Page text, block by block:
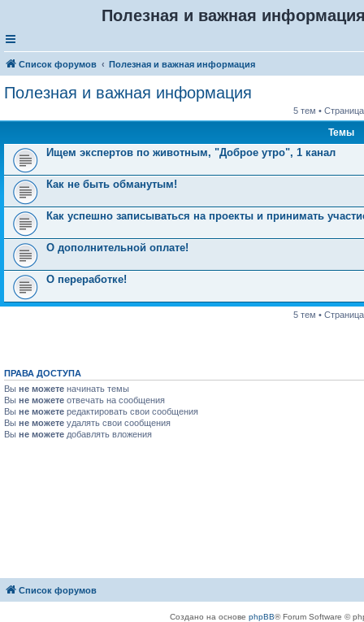
Полезная и важная
Список форумов Полезная и важная информация
Полезная и важная информация
5 тем •
Темы
Ищем экспертов по животным, "Доброе утро", 1 канал
Как не быть обманутым!
Как успешно записываться на проекты и принимать
О дополнительной оплате!
О переработке!
5 тем •
ПРАВА ДОСТУПА
Вы не можете начинать темы
Вы не можете отвечать на сообщения
Вы не можете редактировать свои сообщения
Вы не можете удалять свои сообщения
Вы не можете добавлять вложения
Список форумов
Создано на основе phpBB® Forum Software ©